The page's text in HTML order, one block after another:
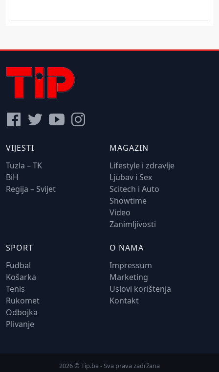
VIJESTI
Tuzla – TK
BiH
Regija – Svijet
MAGAZIN
Lifestyle i zdravlje
Ljubav i Sex
Scitech i Auto
Showtime
Video
Zanimljivosti
SPORT
Fudbal
Košarka
Tenis
Rukomet
Odbojka
Plivanje
O NAMA
Impressum
Marketing
Uslovi korištenja
Kontakt
2026 © Tip.ba - Sva prava zadržana